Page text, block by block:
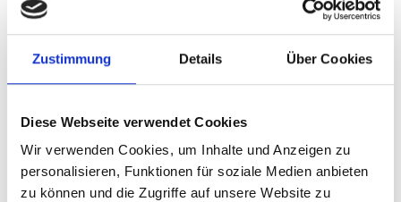
Zustimmung Details Über Cookies
Diese Webseite verwendet Cookies
Wir verwenden Cookies, um Inhalte und Anzeigen zu
personalisieren, Funktionen für soziale Medien anbieten
zu können und die Zugriffe auf unsere Website zu
Inhalt:0,75 Liter (11,93 € / 1 Liter)
zzgl. Versandkosten
8,95 €